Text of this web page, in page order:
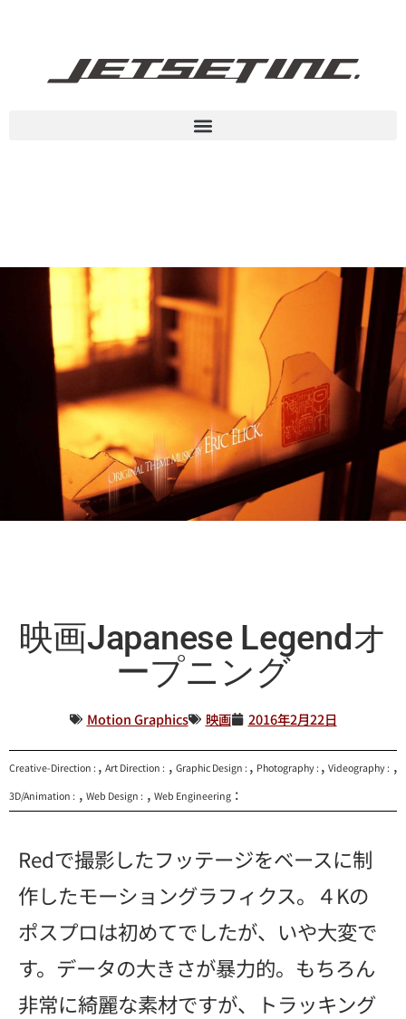
映画Japanese Legendオ
ープニング
Motion Graphics 映画 2016年2月22日
Creative-Direction : , Art Direction : , Graphic Design : , Photography : , Videography : ,
3D/Animation : , Web Design : , Web Engineering :
Redで撮影したフッテージをベースに制
作したモーショングラフィクス。４Kの
ポスプロは初めてでしたが、いや大変で
す。データの大きさが暴力的。もちろん
非常に綺麗な素材ですが、トラッキング